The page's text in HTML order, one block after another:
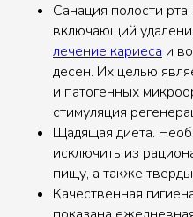
Санация полости
включающий
лечение кариеса и
десен. Их целью
и патогенных
стимуляция
Щадящая диета.
исключить из
пищу, а также
Качественная